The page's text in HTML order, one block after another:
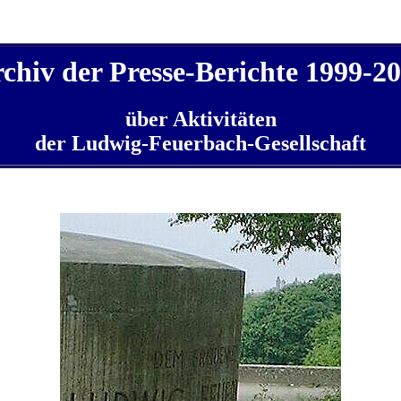
der Presse-Berichte 1999-
über Aktivitäten
der Ludwig-Feuerbach-Gesellschaft